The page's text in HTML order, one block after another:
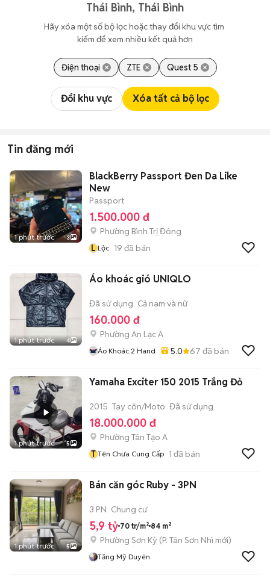
Thái Bình, Thái Bình
Hãy xóa một số bộ lọc hoặc thay đổi khu vực tìm
kiếm để xem nhiều kết quả hơn
Điện thoại ZTE Quest 5
Đổi khu vực Xóa tất cả bộ lọc
Tin đăng mới
1 phút trước 3
BlackBerry Passport Đen Da Like
New
Passport
1.500.000 đ
Phường Bình Trị Đông
L Lộc 19 đã bán
1 phút trước 4
Áo khoác gió UNIQLO
Đã sử dụng Cả nam và nữ
160.000 đ
Phường An Lạc A
Áo Khoác 2 Hand 5.0 67 đã bán
1 phút trước 5
Yamaha Exciter 150 2015 Trắng Đỏ
2015 Tay côn/Moto Đã sử dụng
18.000.000 đ
Phường Tân Tạo A
T Tên Chưa Cung Cấp 1 đã bán
1 phút trước 5
Bán căn góc Ruby - 3PN
3 PN Chung cư
5,9 tỷ 70 tr/m² 84 m²
Phường Sơn Kỳ (P. Tân Sơn Nhì mới)
Tăng Mỹ Duyên